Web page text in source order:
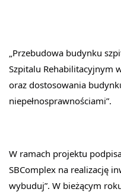
„Przebudowa budynku
Szpitalu Rehabilitacyjnym
oraz dostosowania
niepełnosprawnościami”.
W ramach projektu
SBComplex na realizację
wybuduj”. W bieżącym